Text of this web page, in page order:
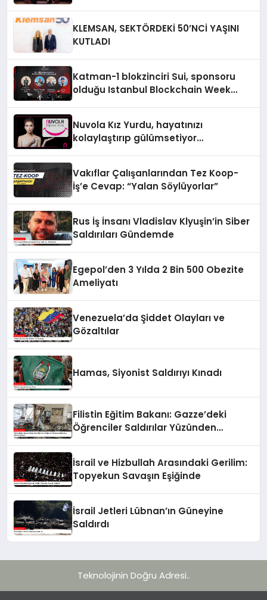
KLEMSAN, SEKTÖRDEKİ 50’NCİ YAŞINI
KUTLADI
Katman-1 blokzinciri Sui, sponsoru
olduğu Istanbul Blockchain Week
Nuvola Kız Yurdu, hayatınızı
kolaylaştırıp gülümsetiyor…
Vakıflar Çalışanlarından Tez Koop-
İş’e Cevap: “Yalan Söylüyorlar”
Rus İş İnsanı Vladislav Klyuşin’in Siber
Saldırıları Gündemde
Egepol’den 3 Yılda 2 Bin 500 Obezite
Ameliyatı
Venezuela’da Şiddet Olayları ve
Gözaltılar
Hamas, Siyonist Saldırıyı Kınadı
Filistin Eğitim Bakanı: Gazze’deki
Öğrenciler Saldırılar Yüzünden
İsrail ve Hizbullah Arasındaki Gerilim:
Topyekun Savaşın Eşiğinde
İsrail Jetleri Lübnan’ın Güneyine
Saldırdı
Teknolojinin Doğru Adresi..